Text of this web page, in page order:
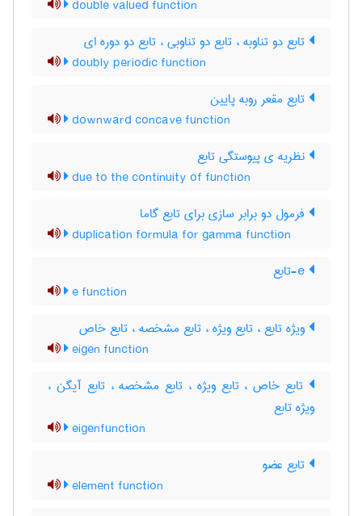
double valued function
تابع دو تناوبه ، تابع دو تناوبی ، تابع دو دوره ای
doubly periodic function
تابع مقعر روبه پایین
downward concave function
نظریه ی پیوستگی تابع
due to the continuity of function
فرمول دو برابر سازی برای تابع گاما
duplication formula for gamma function
e function
ویژه تابع ، تابع ویژه ، تابع مشخصه ، تابع خاص
eigen function
تابع خاص ، تابع ویژه ، تابع مشخصه ، تابع آیگن ،
ویژه تابع
eigenfunction
تابع عضو
element function